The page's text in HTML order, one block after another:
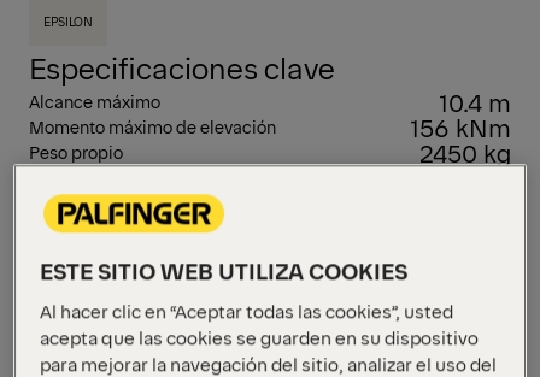
EPSILON
Especificaciones clave
Alcance máximo 10.4 m
Momento máximo de elevación 156 kNm
Peso propio 2450 kg
gama Epsolution tiene una capacidad de elevación
de 17 toneladas métricas y viene en cuatro
longitudes de brazo: 8,0 m, 8,3 m, 9,7 m y 10,4 m. La
EPSILON y ofrece a los operadores la posibilidad de
elegir entre cinco métodos de control diferentes.
ESTE SITIO WEB UTILIZA COOKIES
Al hacer clic en “Aceptar todas las cookies”, usted
acepta que las cookies se guarden en su dispositivo
para mejorar la navegación del sitio, analizar el uso del